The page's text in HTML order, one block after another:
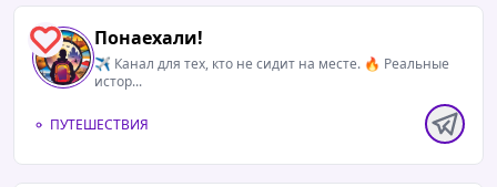
1 Понаехали!
✈️ Канал для тех, кто не сидит на месте. 🔥 Реальные
истор...
ПУТЕШЕСТВИЯ